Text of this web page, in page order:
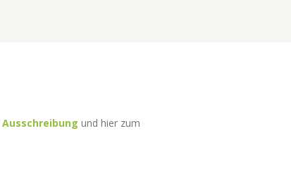
Ausschreibung und hier zum